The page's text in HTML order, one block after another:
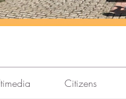
Citizens